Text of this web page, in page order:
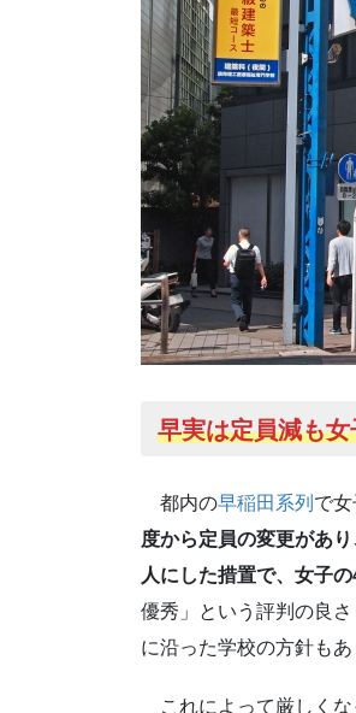
早実は定員減も
都内の早稲田系列 で
度から定員の変更があ
人にした措置で、女子
優秀」という評判の良
に沿った学校の方針もあ
これによって厳しくな